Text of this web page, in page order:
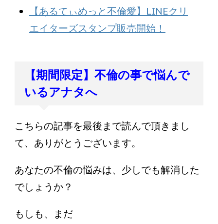
【あるてぃめっと不倫愛】LINEクリ
エイターズスタンプ販売開始！
【期間限定】不倫の事で悩んで
いるアナタへ
こちらの記事を最後まで読んで頂きまし
て、ありがとうございます。
あなたの不倫の悩みは、少しでも解消した
でしょうか？
もしも、まだ